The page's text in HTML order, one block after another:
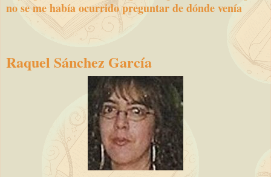
no se me había ocurrido preguntar de dónde venía
Raquel Sánchez García